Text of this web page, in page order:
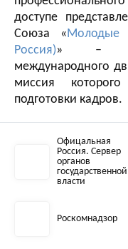
доступе
Союза «Молодые
Россия)» –
международного
миссия
подготовки кадров.
Офицальная
Россия. Сервер
органов
государственной
власти
Роскомнадзор